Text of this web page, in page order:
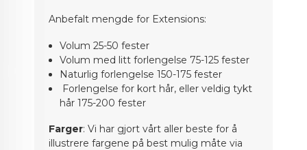
Anbefalt mengde for Extensions:
Volum 25-50 fester
Volum med litt forlengelse 75-125 fester
Naturlig forlengelse 150-175 fester
Forlengelse for kort hår, eller veldig tykt
hår 175-200 fester
Farger: Vi har gjort vårt aller beste for å
illustrere fargene på best mulig måte via